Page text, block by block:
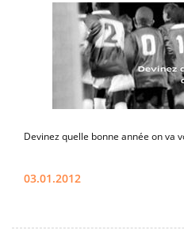
Devinez quelle bonne année on va
03.01.2012